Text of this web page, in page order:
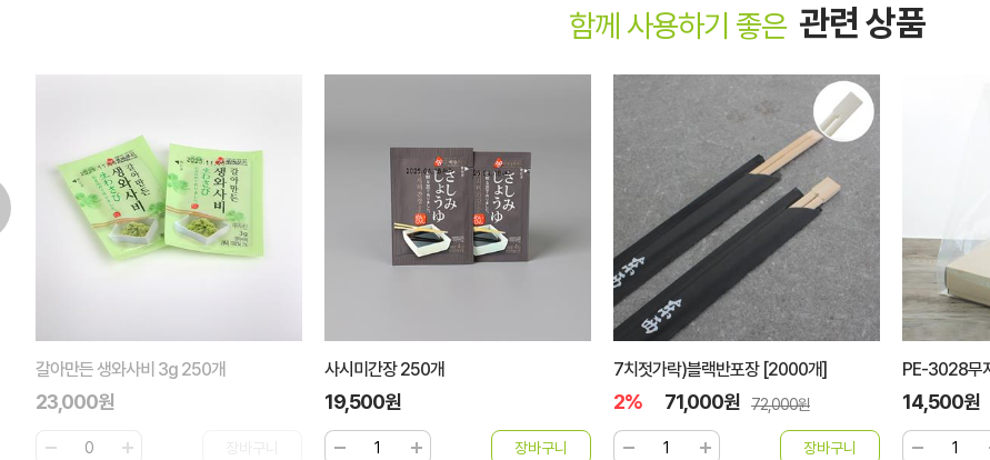
함께 사용하기 좋은 관련 상품
사시미간장 250개
19,500원
7치젓가락)블랙반포장 [2000개]
2% 71,000원
PE-3028무지봉투 100장
14,500원
정찬도시락
72,000원